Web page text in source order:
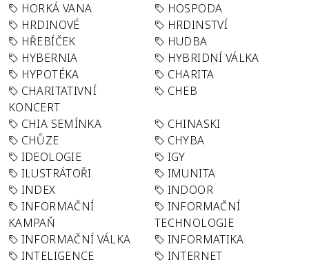
HORKÁ VANA
HOSPODA
HRDINOVÉ
HRDINSTVÍ
HŘEBÍČEK
HUDBA
HYBERNIA
HYBRIDNÍ VÁLKA
HYPOTÉKA
CHARITA
CHARITATIVNÍ
KONCERT
CHEB
CHIA SEMÍNKA
CHINASKI
CHŮZE
CHYBA
IDEOLOGIE
IGY
ILUSTRÁTOŘI
IMUNITA
INDEX
INDOOR
INFORMAČNÍ
KAMPAŇ
INFORMAČNÍ
TECHNOLOGIE
INFORMAČNÍ VÁLKA
INFORMATIKA
INTELIGENCE
INTERNET